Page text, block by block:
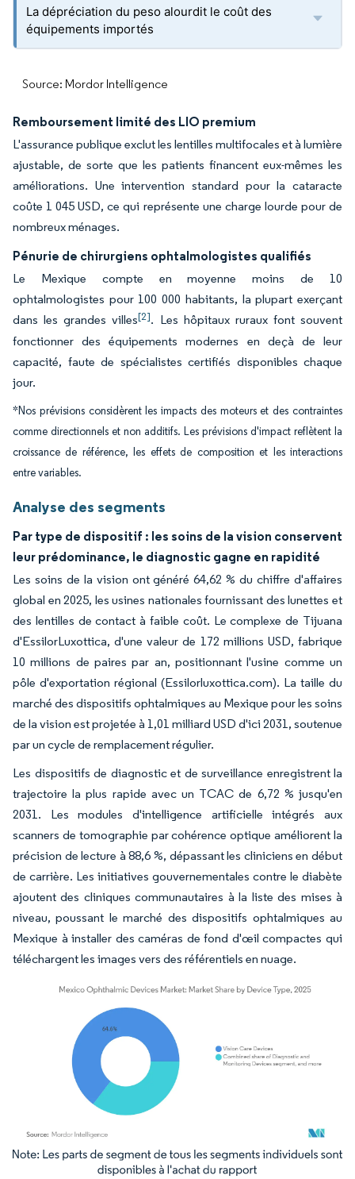
La dépréciation du peso alourdit le coût des
équipements importés
Source: Mordor Intelligence
Remboursement limité des LIO premium
L'assurance publique exclut les lentilles multifocales et à lumière
ajustable, de sorte que les patients financent eux-mêmes les
améliorations. Une intervention standard pour la cataracte
coûte 1 045 USD, ce qui représente une charge lourde pour de
nombreux ménages.
Pénurie de chirurgiens ophtalmologistes qualifiés
Le Mexique compte en moyenne moins de 10
ophtalmologistes pour 100 000 habitants, la plupart exerçant
dans les grandes villes[2]. Les hôpitaux ruraux font souvent
fonctionner des équipements modernes en deçà de leur
capacité, faute de spécialistes certifiés disponibles chaque
jour.
*Nos prévisions considèrent les impacts des moteurs et des contraintes
comme directionnels et non additifs. Les prévisions d'impact reflètent la
croissance de référence, les effets de composition et les interactions
entre variables.
Analyse des segments
Par type de dispositif : les soins de la vision conservent
leur prédominance, le diagnostic gagne en rapidité
Les soins de la vision ont généré 64,62 % du chiffre d'affaires
global en 2025, les usines nationales fournissant des lunettes et
des lentilles de contact à faible coût. Le complexe de Tijuana
d'EssilorLuxottica, d'une valeur de 172 millions USD, fabrique
10 millions de paires par an, positionnant l'usine comme un
pôle d'exportation régional (Essilorluxottica.com). La taille du
marché des dispositifs ophtalmiques au Mexique pour les soins
de la vision est projetée à 1,01 milliard USD d'ici 2031, soutenue
par un cycle de remplacement régulier.
Les dispositifs de diagnostic et de surveillance enregistrent la
trajectoire la plus rapide avec un TCAC de 6,72 % jusqu'en
2031. Les modules d'intelligence artificielle intégrés aux
scanners de tomographie par cohérence optique améliorent la
précision de lecture à 88,6 %, dépassant les cliniciens en début
de carrière. Les initiatives gouvernementales contre le diabète
ajoutent des cliniques communautaires à la liste des mises à
niveau, poussant le marché des dispositifs ophtalmiques au
Mexique à installer des caméras de fond d'œil compactes qui
téléchargent les images vers des référentiels en nuage.
Image © Mordor Intelligence. La réutilisation nécessite une attribution sous CC BY